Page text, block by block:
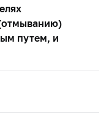
путем, и